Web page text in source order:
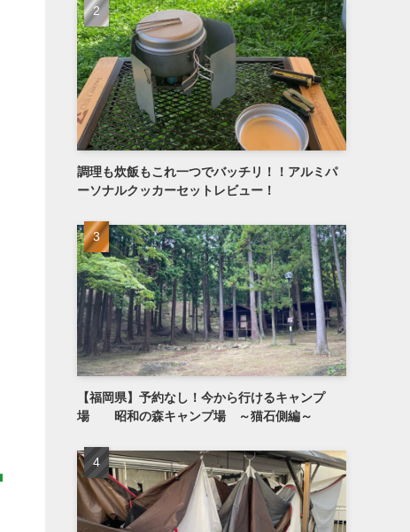
調理も炊飯もこれ一つでバッチリ！！アルミパ
ーソナルクッカーセットレビュー！
【福岡県】予約なし！今から行けるキャンプ
場 昭和の森キャンプ場 ～猫石側編～